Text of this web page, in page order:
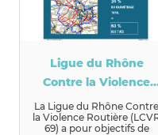
Ligue du Rhône
Contre la Violence
Routière
La Ligue du Rhône Contre
la Violence Routière
69) a pour objectifs de